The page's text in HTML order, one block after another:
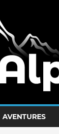
AVENTURES